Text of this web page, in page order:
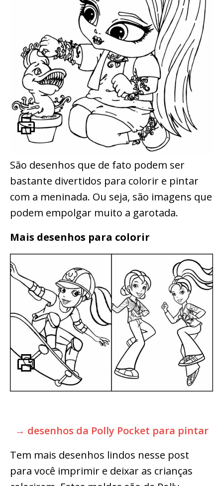
São desenhos que de fato podem ser
bastante divertidos para colorir e pintar
com a meninada. Ou seja, são imagens que
podem empolgar muito a garotada.
Mais desenhos para colorir
→ desenhos da Polly Pocket para pintar
Tem mais desenhos lindos nesse post
para você imprimir e deixar as crianças